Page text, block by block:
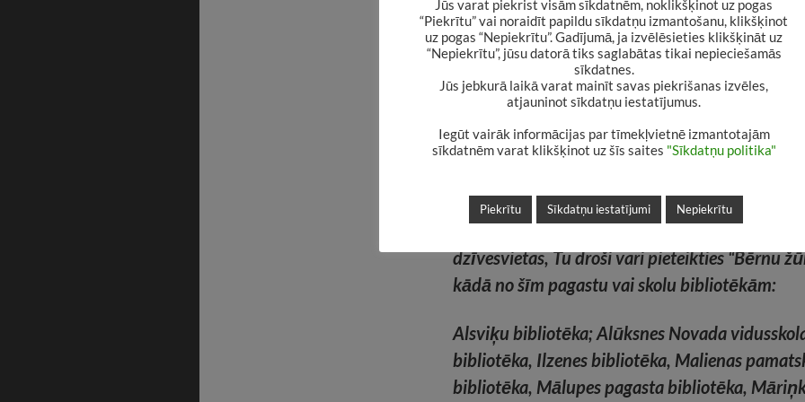
to, lai grāmatas būtu atbilstošas
konkrētā vecumposma lasītāju interesēm.
Žūrijas darbs ir sācies!Mēs ļoti
piedalīsies!Nāc uz bibliotēku, aizpildi
anketu, paņem kādu no īpašās “Bērnu
Ja Alūksnes pilsētas bibliotēka atrodas tālu no
dzīvesvietas, Tu droši vari pieteikties “Bērnu
kādā no šīm pagastu vai skolu bibliotēkām:
Alsviķu bibliotēka; Alūksnes Novada
bibliotēka, Ilzenes bibliotēka, Malienas
bibliotēka, Mālupes pagasta bibliotēka,
Jūs varat piekrist visām sīkdatnēm, noklikšķinot uz pogas
“Piekrītu” vai noraidīt papildu sīkdatņu izmantošanu, klikšķinot
uz pogas “Nepiekrītu”. Gadījumā, ja izvēlēsieties klikšķināt uz
“Nepiekrītu”, jūsu datorā tiks saglabātas tikai nepieciešamās
sīkdatnes.
Jūs jebkurā laikā varat mainīt savas piekrišanas izvēles,
atjauninot sīkdatņu iestatījumus.
Iegūt vairāk informācijas par tīmekļvietnē izmantotajām
sīkdatnēm varat klikšķinot uz šīs saites "Sīkdatņu politika"
Piekrītu Sīkdatņu iestatījumi Nepiekrītu